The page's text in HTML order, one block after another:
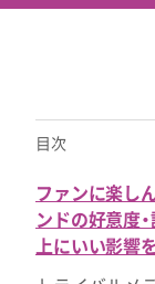
目次
ファンに楽し
ンドの好意度
上にいい影響